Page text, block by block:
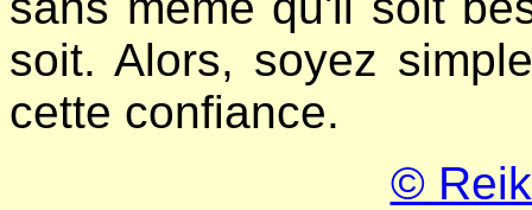
soit. Alors, soyez
cette confiance.
©